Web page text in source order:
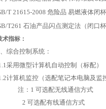
T 21615-2008 危险品 易燃液体闭
T261 石油产品闪点测定法（闭口
术指标：
、综合控制系统：
采用微型计算机自动控制（标配）
计算机监控（选配笔记本
注：1 可选配无线通信方式
2 可选配有线通信方式